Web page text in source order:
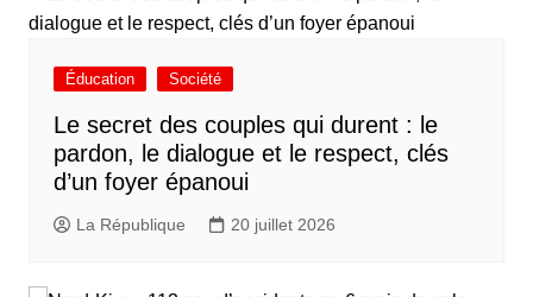
Éducation Société
Le secret des couples qui durent : le
pardon, le dialogue et le respect, clés
d’un foyer épanoui
La République 20 juillet 2026